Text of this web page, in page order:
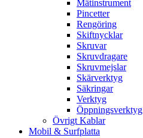
Mätinstrument
Pincetter
Rengöring
Skiftnycklar
Skruvar
Skruvdragare
Skruvmejslar
Skärverktyg
Säkringar
Verktyg
Öppningsverktyg
Övrigt Kablar
Mobil & Surfplatta